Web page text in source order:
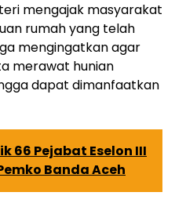
mengajak masyarakat
rumah yang telah
mengingatkan agar
merawat hunian
dapat dimanfaatkan
66 Pejabat Eselon III
Banda Aceh